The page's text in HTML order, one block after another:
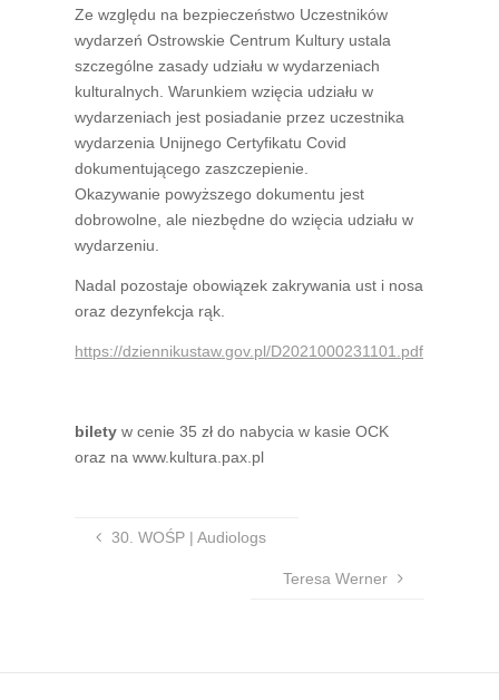
Ze względu na bezpieczeństwo Uczestników
wydarzeń Ostrowskie Centrum Kultury ustala
szczególne zasady udziału w wydarzeniach
kulturalnych. Warunkiem wzięcia udziału w
wydarzeniach jest posiadanie przez uczestnika
wydarzenia Unijnego Certyfikatu Covid
dokumentującego zaszczepienie.
Okazywanie powyższego dokumentu jest
dobrowolne, ale niezbędne do wzięcia udziału w
wydarzeniu.
Nadal pozostaje obowiązek zakrywania ust i nosa
oraz dezynfekcja rąk.
https://dziennikustaw.gov.pl/D2021000231101.pdf
bilety w cenie 35 zł do nabycia w kasie OCK
oraz na www.kultura.pax.pl
30. WOŚP | Audiologs
Teresa Werner